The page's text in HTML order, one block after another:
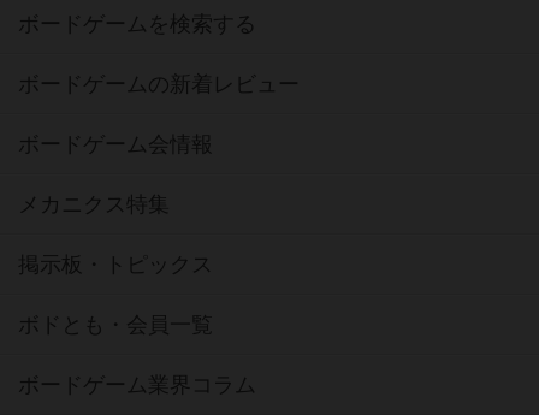
ボードゲームを検索する
ボードゲームの新着レビュー
ボードゲーム会情報
メカニクス特集
掲示板・トピックス
ボドとも・会員一覧
ボードゲーム業界コラム